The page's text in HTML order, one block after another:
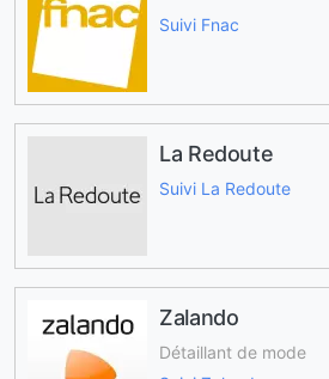
Suivi Fnac
La Redoute
Suivi La Redoute
Zalando
Détaillant de mode